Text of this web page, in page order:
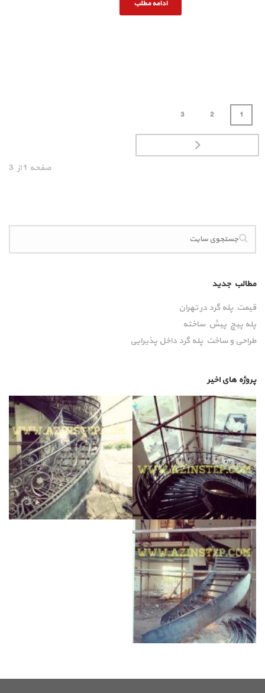
ادامه مطلب
1
2
3
صفحه 1از 3
مطالب جدید
قیمت پله گرد در تهران
پله پیچ پیش‌ ساخته
طراحی و ساخت پله گرد داخل پذیرایی
پروژه های اخیر